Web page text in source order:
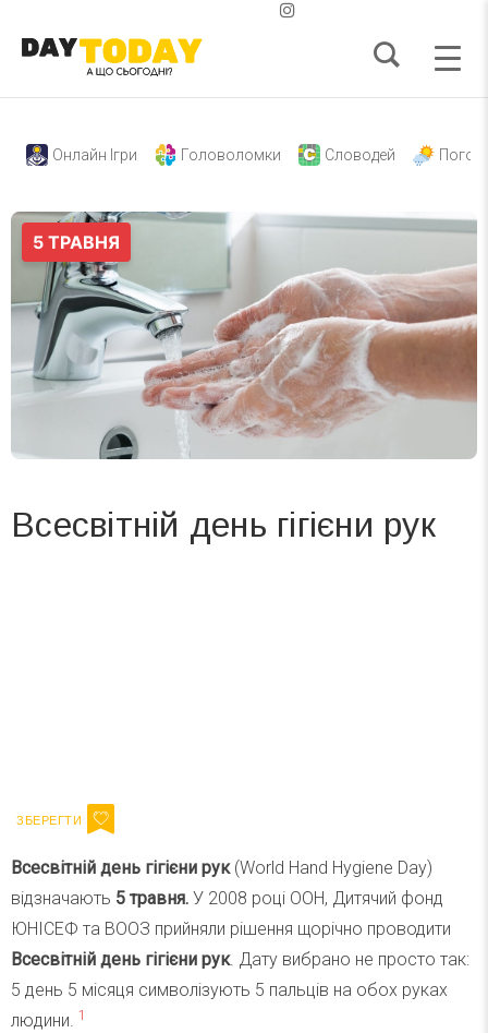
Онлайн Ігри Головоломки Словодей
Всесвітній день гігієни рук
Всесвітній день гігієни рук(World Hand Hygiene Day)
відзначають 5 травня. У 2008 році ООН, Дитячий фонд
ЮНІСЕФ та ВООЗ прийняли рішення щорічно проводити
Всесвітній день гігієни рук. Дату вибрано не просто так:
5 день 5 місяця символізують 5 пальців на обох руках
людини. 1